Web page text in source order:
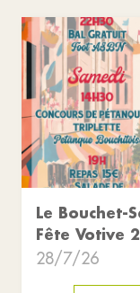
Le Bouchet-
Fête Votive
28/7/26